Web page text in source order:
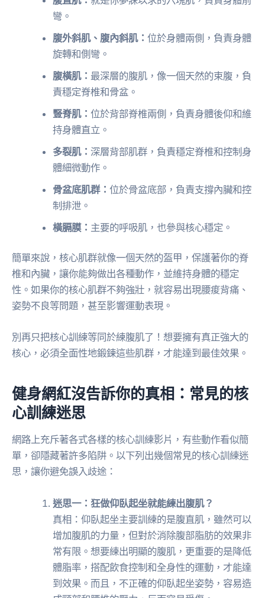
彎。
腹外斜肌、腹內斜肌：位於身體兩側，負責身體
旋轉和側彎。
腹橫肌： 最深層的腹肌，像一個天然的束腹，負
責穩定脊椎和骨盆。
豎脊肌：位於背部脊椎兩側，負責身體後仰和維
持身體直立。
多裂肌：深層背部肌群，負責穩定脊椎和控制身
體細微動作。
骨盆底肌群：位於骨盆底部，負責支撐內臟和控
制排泄。
橫膈膜： 主要的呼吸肌，也參與核心穩定。
簡單來說，核心肌群就像一個天然的盔甲，保護著你的脊
椎和內臟，讓你能夠做出各種動作，並維持身體的穩定
性。如果你的核心肌群不夠強壯，就容易出現腰痠背痛、
姿勢不良等問題，甚至影響運動表現。
別再只把核心訓練等同於練腹肌了！想要擁有真正強大的
核心，必須全面性地鍛鍊這些肌群，才能達到最佳效果。
健身網紅沒告訴你的真相：常見的核
心訓練迷思
網路上充斥著各式各樣的核心訓練影片，有些動作看似簡
單，卻隱藏著許多陷阱。以下列出幾個常見的核心訓練迷
思，讓你避免誤入歧途：
迷思一：狂做仰臥起坐就能練出腹肌？
真相：仰臥起坐主要訓練的是腹直肌，雖然可以
增加腹肌的力量，但對於消除腹部脂肪的效果非
常有限。想要練出明顯的腹肌，更重要的是降低
體脂率，搭配飲食控制和全身性的運動，才能達
到效果。而且，不正確的仰臥起坐姿勢，容易造